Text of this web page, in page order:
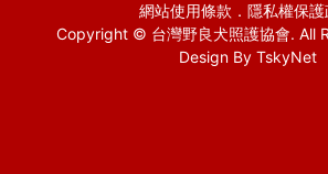
網站使用條款 ． 隱私權保
Copyright © 台灣野良犬照護協會. All
Design By TskyNet